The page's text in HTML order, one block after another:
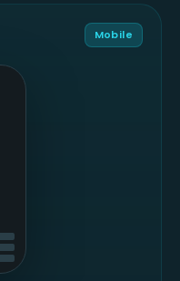
Mobile